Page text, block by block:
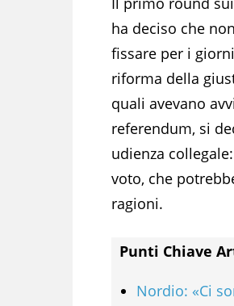
ha deciso che
fissare per i
riforma della
quali avevano
referendum, si
udienza
voto, che
ragioni.
Punti Chiave
Nordio: «Ci